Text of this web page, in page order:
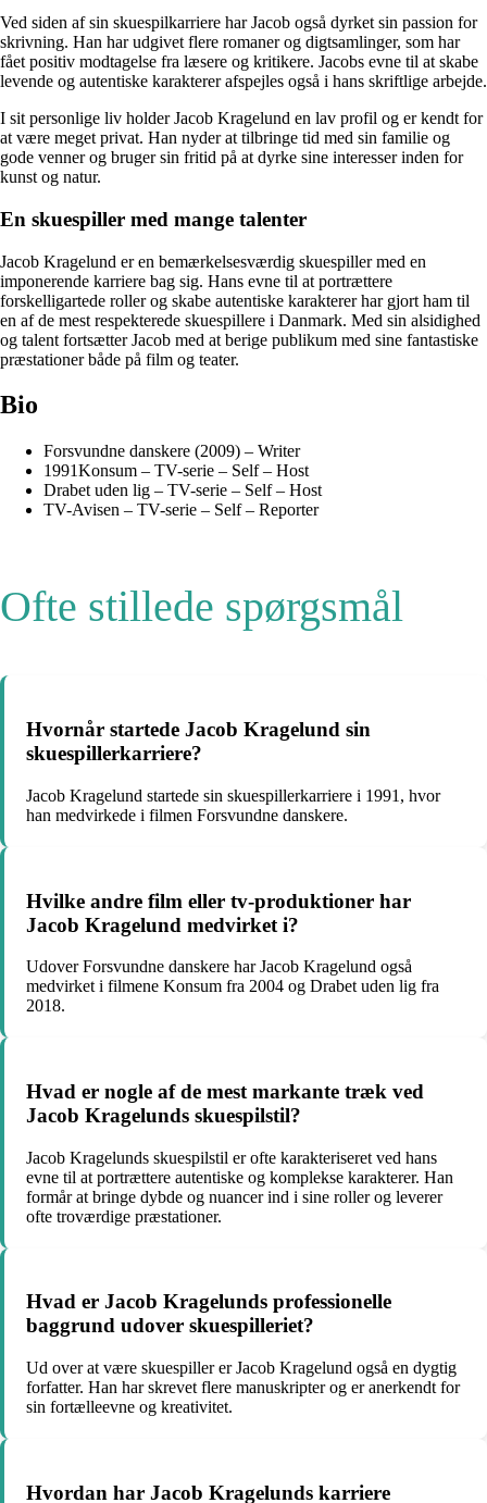
Ved siden af sin skuespilkarriere har Jacob også dyrket sin passion for
skrivning. Han har udgivet flere romaner og digtsamlinger, som har
fået positiv modtagelse fra læsere og kritikere. Jacobs evne til at skabe
levende og autentiske karakterer afspejles også i hans skriftlige arbejde.
I sit personlige liv holder Jacob Kragelund en lav profil og er kendt for
at være meget privat. Han nyder at tilbringe tid med sin familie og
gode venner og bruger sin fritid på at dyrke sine interesser inden for
kunst og natur.
En skuespiller med mange talenter
Jacob Kragelund er en bemærkelsesværdig skuespiller med en
imponerende karriere bag sig. Hans evne til at portrættere
forskelligartede roller og skabe autentiske karakterer har gjort ham til
en af de mest respekterede skuespillere i Danmark. Med sin alsidighed
og talent fortsætter Jacob med at berige publikum med sine fantastiske
præstationer både på film og teater.
Bio
Forsvundne danskere (2009) – Writer
1991Konsum – TV-serie – Self – Host
Drabet uden lig – TV-serie – Self – Host
TV-Avisen – TV-serie – Self – Reporter
Ofte stillede spørgsmål
Hvornår startede Jacob Kragelund sin
skuespillerkarriere?
Jacob Kragelund startede sin skuespillerkarriere i 1991, hvor
han medvirkede i filmen Forsvundne danskere.
Hvilke andre film eller tv-produktioner har
Jacob Kragelund medvirket i?
Udover Forsvundne danskere har Jacob Kragelund også
medvirket i filmene Konsum fra 2004 og Drabet uden lig fra
2018.
Hvad er nogle af de mest markante træk ved
Jacob Kragelunds skuespilstil?
Jacob Kragelunds skuespilstil er ofte karakteriseret ved hans
evne til at portrættere autentiske og komplekse karakterer. Han
formår at bringe dybde og nuancer ind i sine roller og leverer
ofte troværdige præstationer.
Hvad er Jacob Kragelunds professionelle
baggrund udover skuespilleriet?
Ud over at være skuespiller er Jacob Kragelund også en dygtig
forfatter. Han har skrevet flere manuskripter og er anerkendt for
sin fortælleevne og kreativitet.
Hvordan har Jacob Kragelunds karriere